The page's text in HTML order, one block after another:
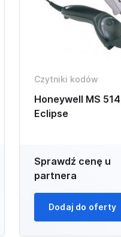
Czytniki kodów
Honeywell MS
Eclipse
Sprawdź cenę u
partnera
Dodaj do oferty